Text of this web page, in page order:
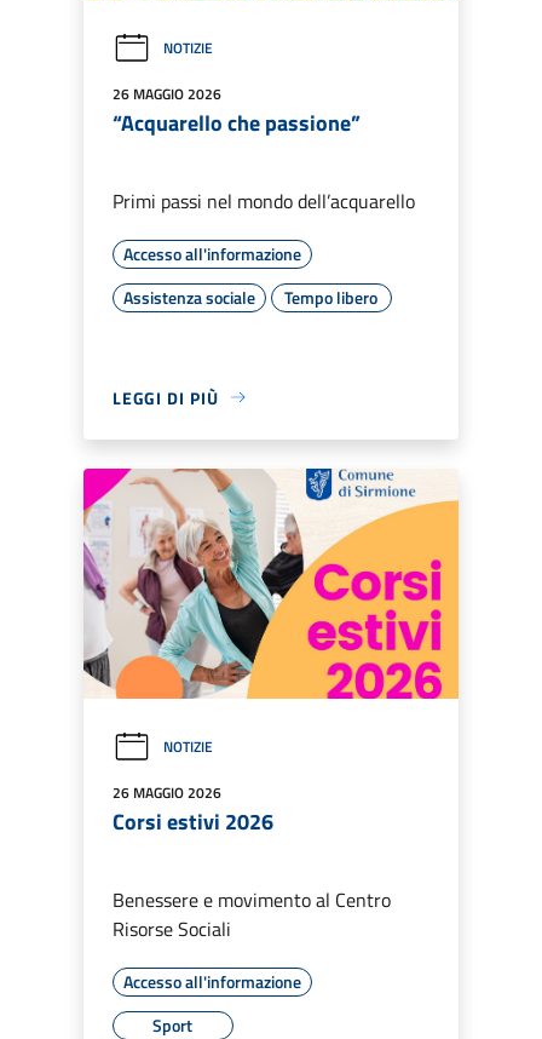
NOTIZIE
26 MAGGIO 2026
“Acquarello che passione”
Primi passi nel mondo dell’acquarello
Accesso all'informazione
Assistenza sociale
Tempo libero
LEGGI DI PIÙ
NOTIZIE
26 MAGGIO 2026
Corsi estivi 2026
Benessere e movimento al Centro
Risorse Sociali
Accesso all'informazione
Sport